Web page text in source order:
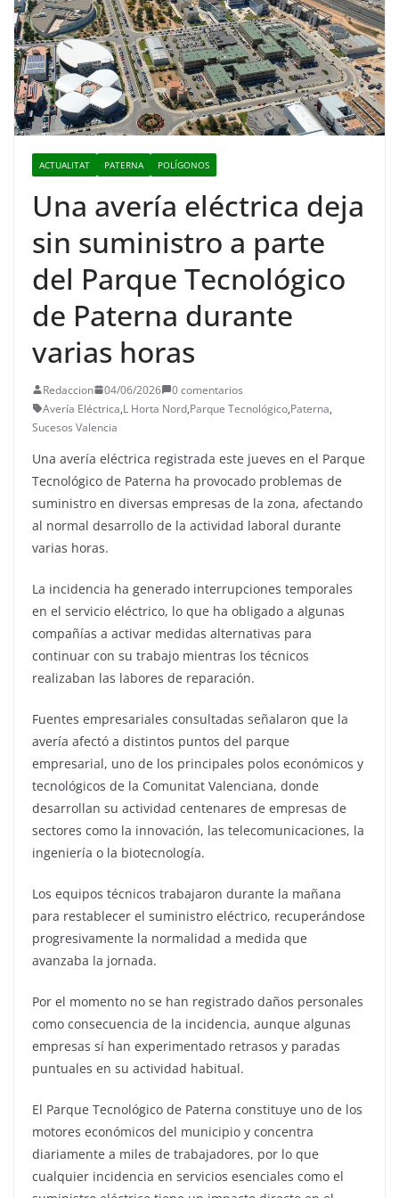
ACTUALITAT PATERNA POLÍGONOS
Una avería eléctrica deja
sin suministro a parte
del Parque Tecnológico
de Paterna durante
varias horas
Redaccion 04/06/2026
0 comentarios
Avería Eléctrica,L Horta Nord,Parque Tecnológico,Paterna,
Sucesos Valencia
Una avería eléctrica registrada este jueves en el Parque
Tecnológico de Paterna ha provocado problemas de
suministro en diversas empresas de la zona, afectando
al normal desarrollo de la actividad laboral durante
varias horas.
La incidencia ha generado interrupciones temporales
en el servicio eléctrico, lo que ha obligado a algunas
compañías a activar medidas alternativas para
continuar con su trabajo mientras los técnicos
realizaban las labores de reparación.
Fuentes empresariales consultadas señalaron que la
avería afectó a distintos puntos del parque
empresarial, uno de los principales polos económicos y
tecnológicos de la Comunitat Valenciana, donde
desarrollan su actividad centenares de empresas de
sectores como la innovación, las telecomunicaciones, la
ingeniería o la biotecnología.
Los equipos técnicos trabajaron durante la mañana
para restablecer el suministro eléctrico, recuperándose
progresivamente la normalidad a medida que
avanzaba la jornada.
Por el momento no se han registrado daños personales
como consecuencia de la incidencia, aunque algunas
empresas sí han experimentado retrasos y paradas
puntuales en su actividad habitual.
El Parque Tecnológico de Paterna constituye uno de los
motores económicos del municipio y concentra
diariamente a miles de trabajadores, por lo que
cualquier incidencia en servicios esenciales como el